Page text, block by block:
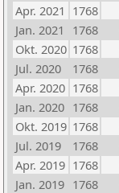
Apr. 2021 1768
Jan. 2021
1768
Okt. 2020 1768
Jul. 2020
1768
Apr. 2020 1768
Jan. 2020 1768
Okt. 2019 1768
Jul. 2019
1768
Apr. 2019 1768
Jan. 2019 1768